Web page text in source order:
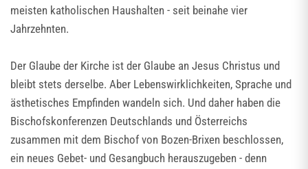
meisten katholischen Haushalten - seit beinahe vier
Jahrzehnten.
Der Glaube der Kirche ist der Glaube an Jesus Christus und
bleibt stets derselbe. Aber Lebenswirklichkeiten, Sprache und
ästhetisches Empfinden wandeln sich. Und daher haben die
Bischofskonferenzen Deutschlands und Österreichs
zusammen mit dem Bischof von Bozen-Brixen beschlossen,
ein neues Gebet- und Gesangbuch herauszugeben - denn